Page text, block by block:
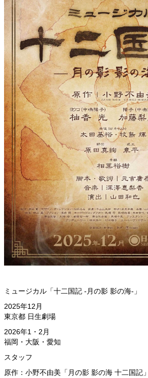
ミュージカル「十二国記 -月の影 影の海-」
2025年12月
東京都 日生劇場
2026年1・2月
福岡・大阪・愛知
スタッフ
原作：小野不由美「月の影 影の海 十二国記